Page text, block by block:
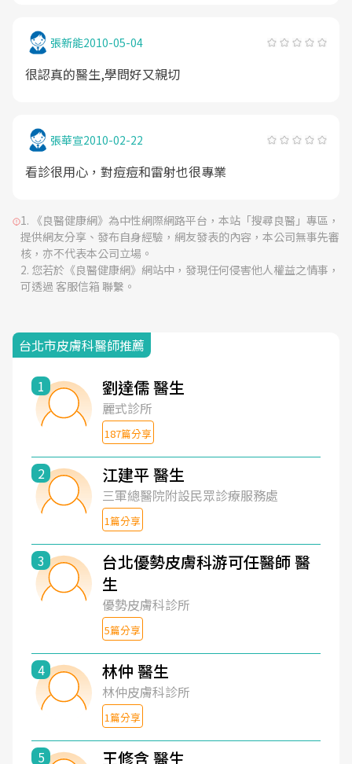
張新能2010-05-04
很認真的醫生,學問好又親切
張華宣2010-02-22
看診很用心，對痘痘和雷射也很專業
《良醫健康網》為中性網際網路平台，本站「搜尋良醫」專區，
提供網友分享、發布自身經驗，網友發表的內容，本公司無事先審
核，亦不代表本公司立場。
您若於《良醫健康網》網站中，發現任何侵害他人權益之情事，
可透過 客服信箱 聯繫。
台北市皮膚科醫師推薦
1 劉達儒 醫生
麗式診所
187篇分享
2 江建平 醫生
三軍總醫院附設民眾診療服務處
1篇分享
3
台北優勢皮膚科游可任醫師 醫
生
優勢皮膚科診所
5篇分享
4 林仲 醫生
林仲皮膚科診所
1篇分享
5 王修含 醫生